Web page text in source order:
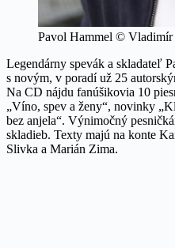
Pavol Hammel ©
Legendárny spevák a skladateľ
s novým, v poradí už 25
Na CD nájdu fanúšikovia 10
„Víno, spev a ženy“, novinky
bez anjela“. Výnimočný
skladieb. Texty majú na konte
Slivka a Marián Zima.